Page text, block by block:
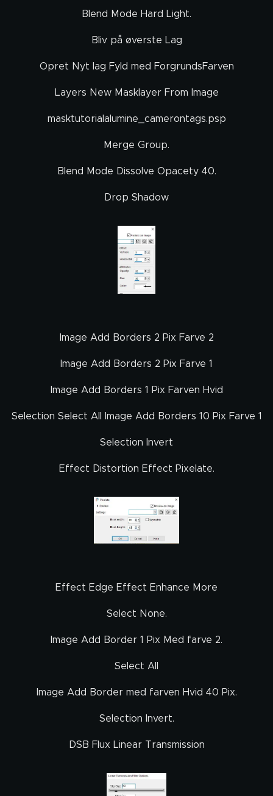
Blend Mode Hard Light.
Bliv på øverste Lag
Opret Nyt lag Fyld med ForgrundsFarven
Layers New Masklayer From Image
masktutorialalumine_camerontags.psp
Merge Group.
Blend Mode Dissolve Opacety 40.
Drop Shadow
Image Add Borders 2 Pix Farve 2
Image Add Borders 2 Pix Farve 1
Image Add Borders 1 Pix Farven Hvid
Selection Select All Image Add Borders 10 Pix Farve 1
Selection Invert
Effect Distortion Effect Pixelate.
Effect Edge Effect Enhance More
Select None.
Image Add Border 1 Pix Med farve 2.
Select All
Image Add Border med farven Hvid 40 Pix.
Selection Invert.
DSB Flux Linear Transmission